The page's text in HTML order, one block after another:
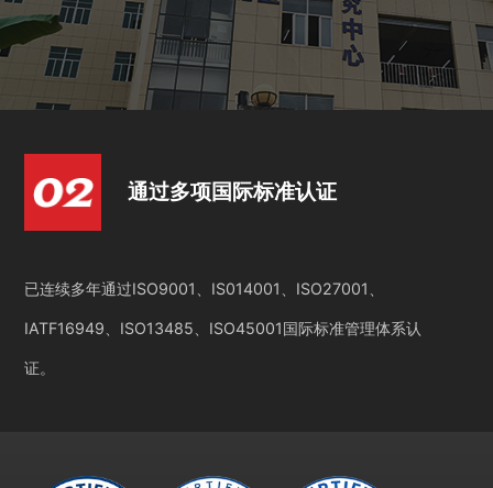
通过多项国际标准认证
已连续多年通过ISO9001、IS014001、ISO27001、
IATF16949、ISO13485、ISO45001国际标准管理体系认
证。